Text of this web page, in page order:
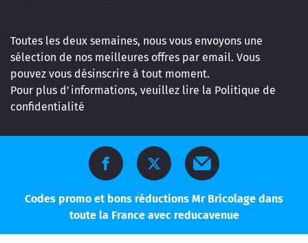
Toutes les deux semaines, nous vous envoyons une
sélection de nos meilleures offres par email. Vous
pouvez vous désinscrire à tout moment.
Pour plus d'informations, veuillez lire la Politique de
confidentialité
Codes promo et bons réductions Mr Bricolage dans
toute la France avec reducavenue